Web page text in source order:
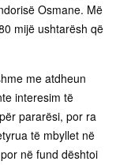
Osmane. Më
mijë ushtarësh që
me atdheun
interesim të
pararësi, por ra
të mbyllet në
në fund dështoi